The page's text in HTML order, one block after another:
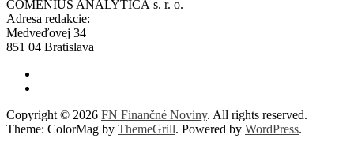
COMENIUS ANALYTICA s. r. o.
Adresa redakcie:
Medveďovej 34
851 04 Bratislava
Copyright © 2026 FN Finančné Noviny. All rights reserved.
Theme: ColorMag by ThemeGrill. Powered by WordPress.